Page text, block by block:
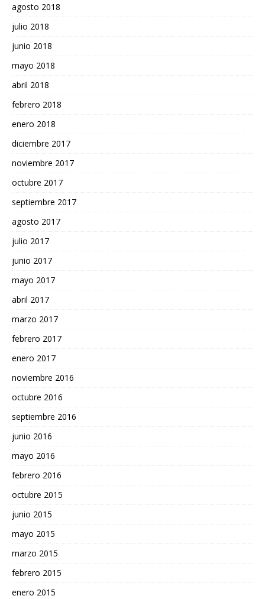
agosto 2018
julio 2018
junio 2018
mayo 2018
abril 2018
febrero 2018
enero 2018
diciembre 2017
noviembre 2017
octubre 2017
septiembre 2017
agosto 2017
julio 2017
junio 2017
mayo 2017
abril 2017
marzo 2017
febrero 2017
enero 2017
noviembre 2016
octubre 2016
septiembre 2016
junio 2016
mayo 2016
febrero 2016
octubre 2015
junio 2015
mayo 2015
marzo 2015
febrero 2015
enero 2015